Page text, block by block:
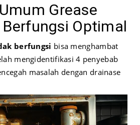
Grease
Berfungsi Optimal
berfungsi bisa menghambat
mengidentifikasi 4 penyebab
masalah dengan drainase